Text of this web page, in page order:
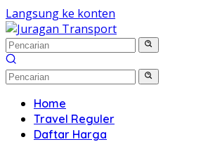
Langsung ke konten
Home
Travel Reguler
Daftar Harga